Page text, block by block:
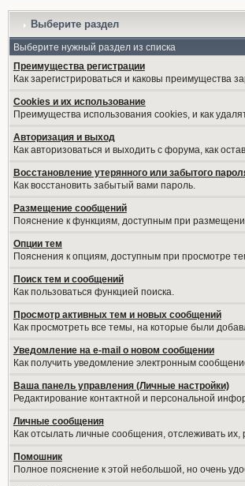
Выберите раздел
Выберите нужный раздел из списка
Преимущества регистрации
Как зарегистрироваться и каковы преимущества
Cookies и их использование
Преимущества использования cookies, и как
Авторизация и выход
Как авторизоваться и выходить с форума, как
Восстановление утерянного или забытого
Как восстановить забытый вами пароль.
Размещение сообщений
Пояснение к функциям, доступным при
Опции тем
Пояснения к опциям, доступным при просмотре
Поиск тем и сообщений
Как пользоваться функцией поиска.
Просмотр активных тем и новых сообщений
Как просмотреть все темы, на которые были
Уведомление на е-mail о новом сообщении
Как получить уведомление электронным
Ваша панель управления (Личные настройки)
Редактирование контактной и персональной
Личные сообщения
Как отсылать личные сообщения, отслеживать
Помошник
Полное пояснение к этой небольшой, но очень